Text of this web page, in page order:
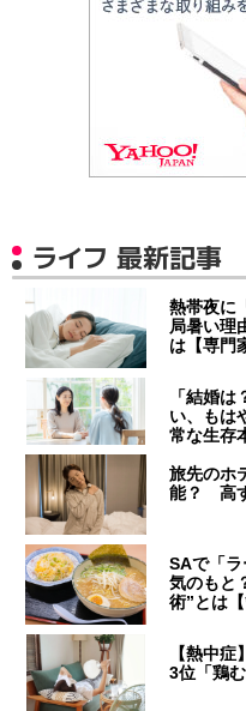
ライフ 最新記事
熱帯夜に
局暑い理
は【専門
「結婚
い、もは
常な生存
旅先のホ
能？ 高
SAで「
気のもと
術”とは
【熱中
3位「鶏